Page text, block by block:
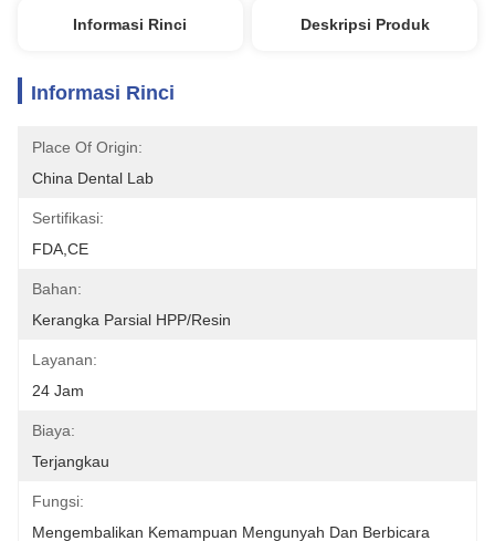
Informasi Rinci Deskripsi Produk
Informasi Rinci
Place Of Origin:
China Dental Lab
Sertifikasi:
FDA,CE
Bahan:
Kerangka Parsial HPP/Resin
Layanan:
24 Jam
Biaya:
Terjangkau
Fungsi:
Mengembalikan Kemampuan Mengunyah Dan Berbicara